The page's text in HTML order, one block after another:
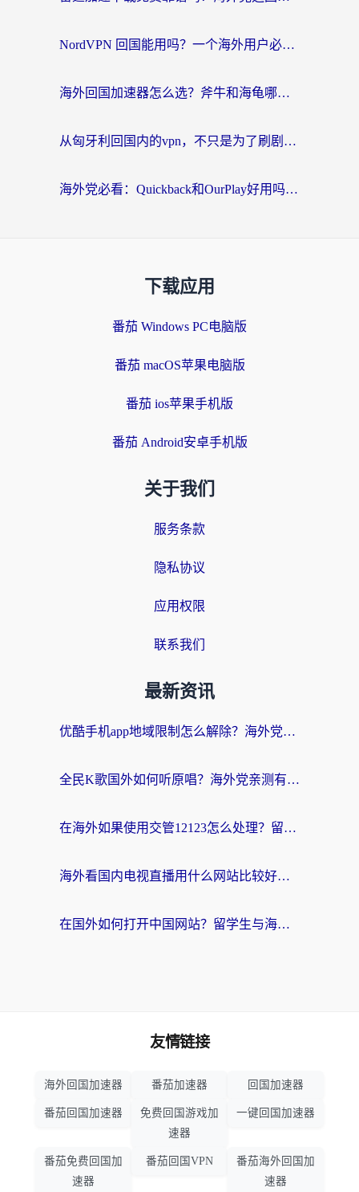
NordVPN 回国能用吗？一个海外用户必须面对的真实困境
海外回国加速器怎么选？斧牛和海龟哪个好？一篇帮你避开坑的实用指南
从匈牙利回国内的vpn，不只是为了刷剧那么简单
海外党必看：Quickback和OurPlay好用吗？3分钟选对回国加速器，无缝刷剧玩游戏
下载应用
番茄 Windows PC电脑版
番茄 macOS苹果电脑版
番茄 ios苹果手机版
番茄 Android安卓手机版
关于我们
服务条款
隐私协议
应用权限
联系我们
最新资讯
优酷手机app地域限制怎么解除？海外党亲测有效的追剧方案
全民K歌国外如何听原唱？海外党亲测有效的回国加速器选择指南
在海外如果使用交管12123怎么处理？留学生亲测有效的回国加速方案
海外看国内电视直播用什么网站比较好？一篇解决你所有追剧难题的实用指南
在国外如何打开中国网站？留学生与海外华人的无缝访问指南
友情链接
海外回国加速器 番茄加速器 回国加速器
番茄回国加速器
免费回国游戏加
速器
一键回国加速器
番茄免费回国加
速器
番茄回国VPN
番茄海外回国加
速器